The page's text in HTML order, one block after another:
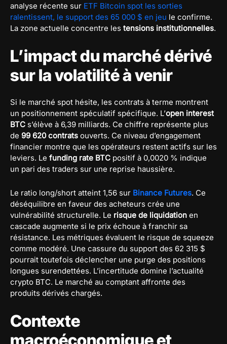
analyse récente sur ETF Bitcoin spot les sorties
ralentissent, le support des 65 000 $ en jeu le confirme.
La zone actuelle concentre les tensions institutionnelles.
L’impact du marché dérivé
sur la volatilité à venir
Si le marché spot hésite, les contrats à terme montrent
un positionnement spéculatif spécifique. L’open interest
BTC s’élève à 6,39 milliards. Ce chiffre représente plus
de 99 620 contrats ouverts. Ce niveau d’engagement
financier montre que les opérateurs restent actifs sur les
leviers. Le funding rate BTC positif à 0,0020 % indique
un pari des traders sur une reprise haussière.
Le ratio long/short atteint 1,56 sur Binance Futures. Ce
déséquilibre en faveur des acheteurs crée une
vulnérabilité structurelle. Le risque de liquidation en
cascade augmente si le prix échoue à franchir sa
résistance. Les métriques évaluent le risque de squeeze
comme modéré. Une cassure du support des 62 315 $
pourrait toutefois déclencher une purge des positions
longues surendettées. L’incertitude domine l’actualité
crypto BTC. Le marché au comptant affronte des
produits dérivés chargés.
Contexte